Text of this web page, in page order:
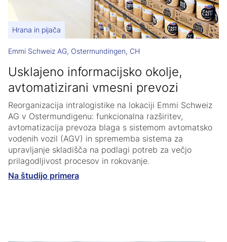
Hrana in pijača
Emmi Schweiz AG, Ostermundingen, CH
Usklajeno informacijsko okolje,
avtomatizirani vmesni prevozi
Reorganizacija intralogistike na lokaciji Emmi Schweiz
AG v Ostermundigenu: funkcionalna razširitev,
avtomatizacija prevoza blaga s sistemom avtomatsko
vodenih vozil (AGV) in sprememba sistema za
upravljanje skladišča na podlagi potreb za večjo
prilagodljivost procesov in rokovanje.
Na študijo primera